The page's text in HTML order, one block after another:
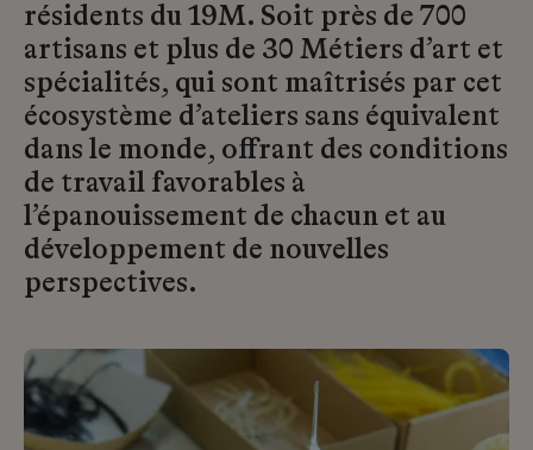
résidents du 19M. Soit près de 700
artisans et plus de 30 Métiers d’art et
spécialités, qui sont maîtrisés par cet
écosystème d’ateliers sans équivalent
dans le monde, offrant des conditions
de travail favorables à
l’épanouissement de chacun et au
développement de nouvelles
perspectives.